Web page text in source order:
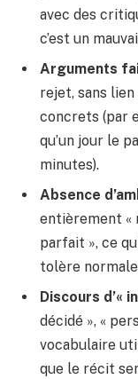
avec des
c’est un
Arguments
rejet, sans
concrets (par
qu’un jour le
minutes).
Absence
entièrement «
parfait », ce
tolère
Discours d’«
décidé », «
vocabulaire
que le récit